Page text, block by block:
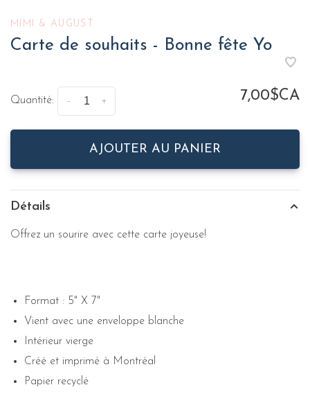
MIMI & AUGUST
Carte de souhaits - Bonne fête Yo
Quantité: +
- 7,00$CA
AJOUTER AU PANIER
Détails
Offrez un sourire avec cette carte joyeuse!
Format : 5" X 7"
Vient avec une enveloppe blanche
Intérieur vierge
Créé et imprimé à Montréal
Papier recyclé